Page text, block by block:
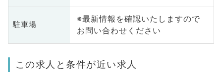
駐車場
※最新情報を確認いたしますので
お問い合わせください
この求人と条件が近い求人